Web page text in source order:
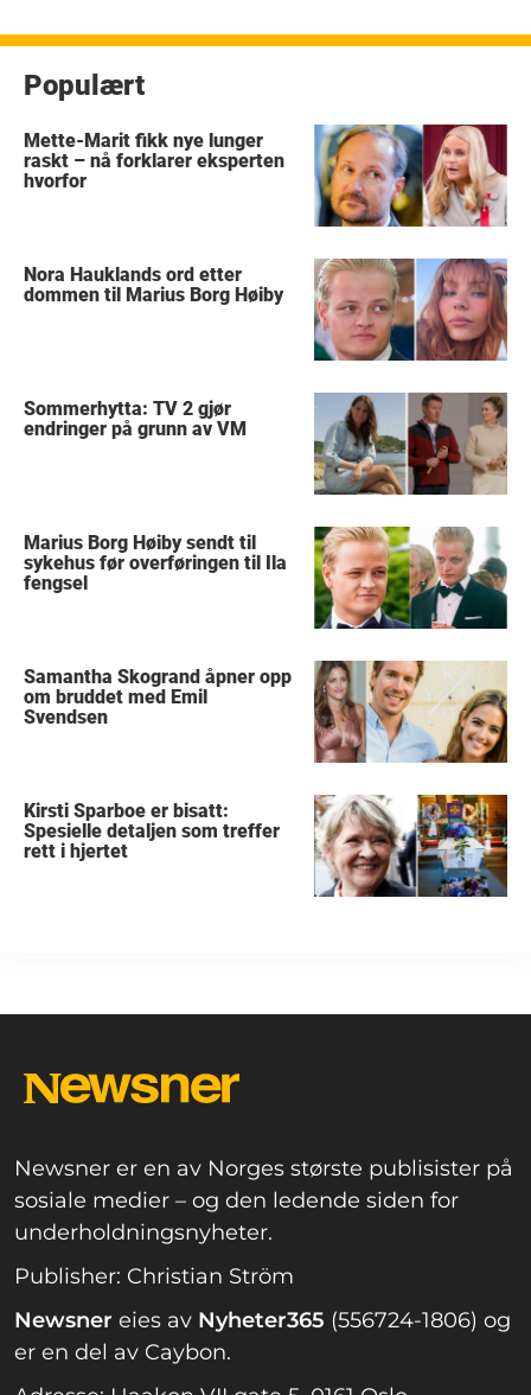
Populært
Mette-Marit fikk nye lunger
raskt – nå forklarer eksperten
hvorfor
Nora Hauklands ord etter
dommen til Marius Borg Høiby
Sommerhytta: TV 2 gjør
endringer på grunn av VM
Marius Borg Høiby sendt til
sykehus før overføringen til Ila
fengsel
Samantha Skogrand åpner opp
om bruddet med Emil
Svendsen
Kirsti Sparboe er bisatt:
Spesielle detaljen som treffer
rett i hjertet
Newsner er en av Norges største publisister på
sosiale medier – og den ledende siden for
underholdningsnyheter.
Publisher: Christian Ström
Newsner eies av Nyheter365 (556724-1806) og
er en del av Caybon.